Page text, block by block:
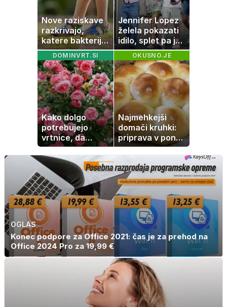
Nove raziskave
razkrivajo,
katere bakterije
na koži privlačijo
komarje
Jennifer Lopez
želela pokazati
idilo, splet pa je
razburila ena
stvar
DOMINVRT.SI
Kako dolgo
potrebujejo
vrtnice, da
zrastejo? Vse o
rasti, cvetenju in
negi vrtnic
OKUSNO.JE
Najmehkejši
domači kruhki:
priprava v ponvi
je trik za popoln
rezultat
OGLAS
Konec podpore za Office 2021: čas je za prehod na
Office 2024 Pro za 19,99 €